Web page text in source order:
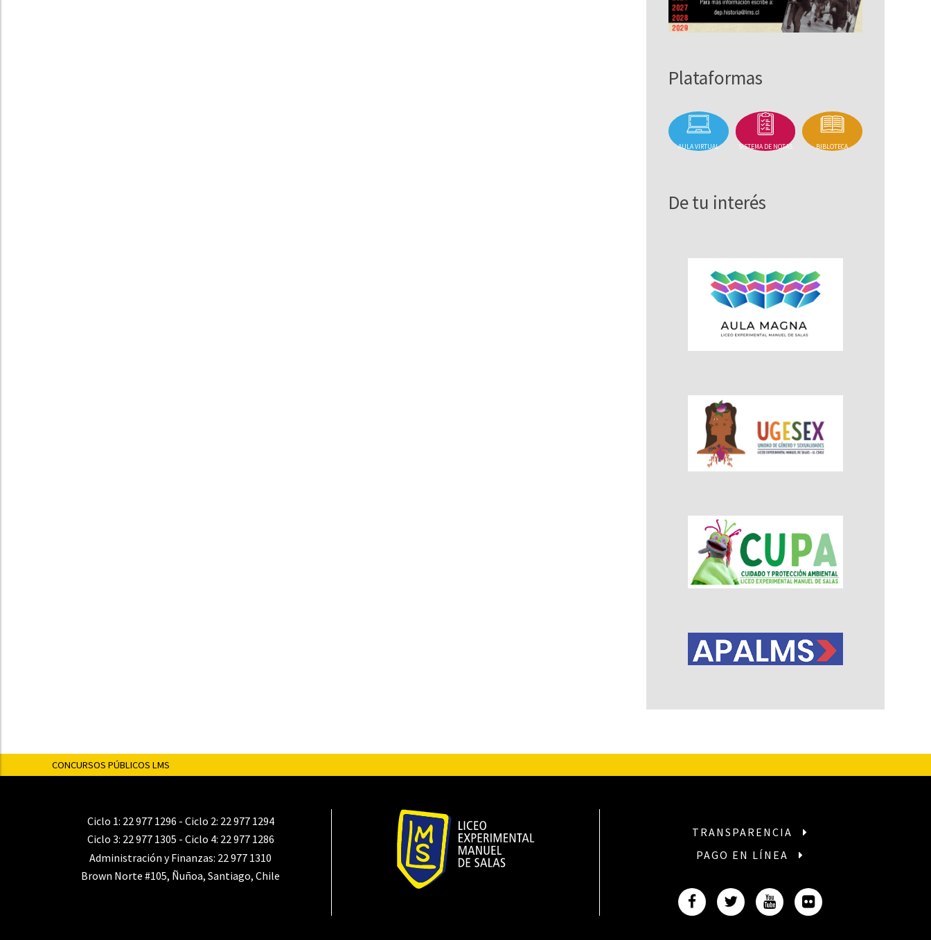
Plataformas
AULA VIRTUAL SISTEMA DE NOTAS BIBLOTECA
De tu interés
CONCURSOS PÚBLICOS LMS
Ciclo 1: 22 977 1296 - Ciclo 2: 22 977 1294
Ciclo 3: 22 977 1305 - Ciclo 4: 22 977 1286
Administración y Finanzas: 22 977 1310
Brown Norte #105, Ñuñoa, Santiago, Chile
TRANSPARENCIA
PAGO EN LÍNEA